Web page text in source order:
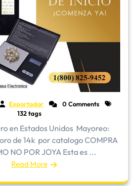
Exportador
0 Comments
132 tags
en Estados Unidos ​Mayoreo:
de 14k por catalogo COMPRA
NO POR JOYA Esta es ...
Read More